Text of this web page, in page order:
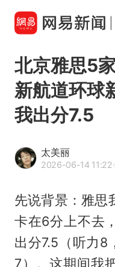
北京雅思5
新航道环球
我出分7.5
太美丽
2026-06-14 11:22
先说背景：雅思
卡在6分上不去
出分7.5（听力8
7）。这期间我